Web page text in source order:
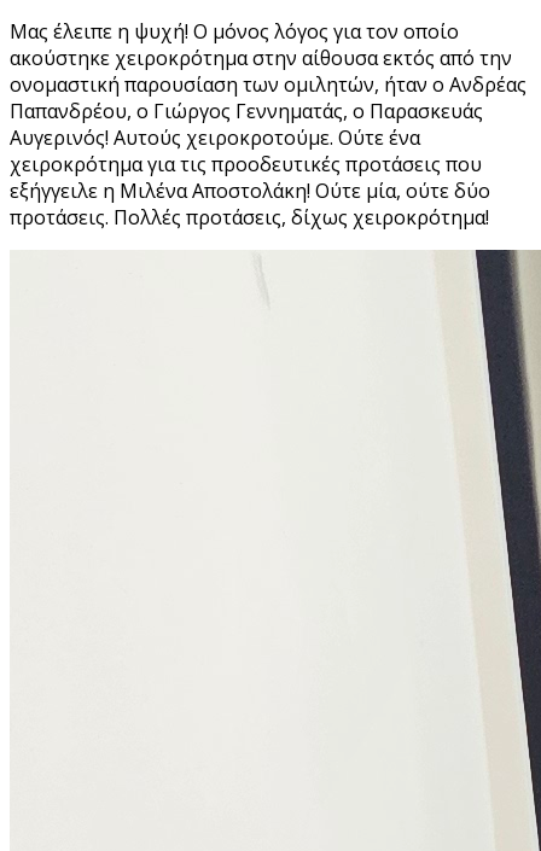
Μας έλειπε η ψυχή! Ο μόνος λόγος για τον οποίο
ακούστηκε χειροκρότημα στην αίθουσα εκτός από την
ονομαστική παρουσίαση των ομιλητών, ήταν ο Ανδρέας
Παπανδρέου, ο Γιώργος Γεννηματάς, ο Παρασκευάς
Αυγερινός! Αυτούς χειροκροτούμε. Ούτε ένα
χειροκρότημα για τις προοδευτικές προτάσεις που
εξήγγειλε η Μιλένα Αποστολάκη! Ούτε μία, ούτε δύο
προτάσεις. Πολλές προτάσεις, δίχως χειροκρότημα!